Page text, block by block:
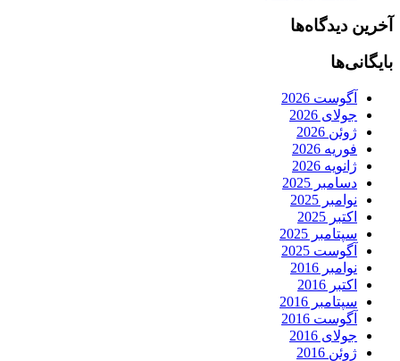
آخرین دیدگاه‌ها
بایگانی‌ها
آگوست 2026
جولای 2026
ژوئن 2026
فوریه 2026
ژانویه 2026
دسامبر 2025
نوامبر 2025
اکتبر 2025
سپتامبر 2025
آگوست 2025
نوامبر 2016
اکتبر 2016
سپتامبر 2016
آگوست 2016
جولای 2016
ژوئن 2016